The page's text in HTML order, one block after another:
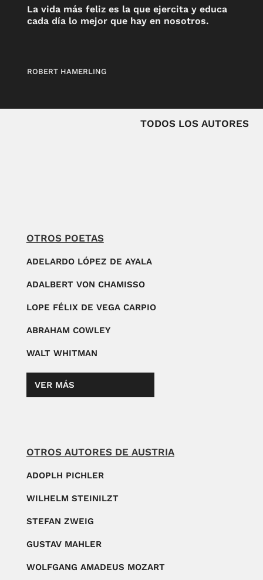
La vida más feliz es la que ejercita y educa
cada día lo mejor que hay en nosotros.
ROBERT HAMERLING
TODOS LOS AUTORES
OTROS POETAS
ADELARDO LÓPEZ DE AYALA
ADALBERT VON CHAMISSO
LOPE FÉLIX DE VEGA CARPIO
ABRAHAM COWLEY
WALT WHITMAN
VER MÁS
OTROS AUTORES DE AUSTRIA
ADOPLH PICHLER
WILHELM STEINILZT
STEFAN ZWEIG
GUSTAV MAHLER
WOLFGANG AMADEUS MOZART